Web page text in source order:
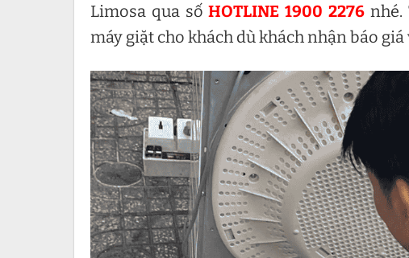
Limosa qua sốHOTLINE 1900 2276
máy giặt cho khách dù khách nhận báo giá